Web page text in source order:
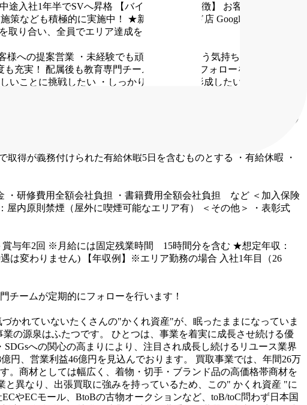
途入社1年半でSVへ昇格 【バイセル店舗の特徴】
お客様に寄り添う
策なども積極的に実施中！
★新宿サブナード店 Googleの口コミ：
り合い、全員でエリア達成を目指します。
様への提案営業
・未経験でも頑張りたいという気持ちを持っている
充実！
配属後も教育専門チームが定期的にフォローを行います！
しいことに挑戦したい ・しっかりキャリアを形成したい
商業施設内店舗が多いため、残業が少なく、ワークライフバラ
得が義務付けられた有給休暇5日を含むものとする ・有給休暇
・
・研修費用全額会社負担 ・書籍費用全額会社負担 など ＜加入保険
屋内原則禁煙（屋外に喫煙可能なエリア有） ＜その他＞
・表彰式
与年2回 ※月給には固定残業時間 15時間分を含む ★想定年収：
は変わりません) 【年収例】※エリア勤務の場合 入社1年目（26
チームが定期的にフォローを行います！
かれていないたくさんの"かくれ資産"が、眠ったままになっていま
の源泉はふたつです。
ひとつは、事業を着実に成長させ続ける優
SDGsへの関心の高まりにより、注目され成長し続けるリユース業界
円、営業利益46億円を見込んでおります。
買取事業では、年間26万
。商材としては幅広く、着物・切手・ブランド品の高価格帯商材を
異なり、出張買取に強みを持っているため、この" かくれ資産 "に
やECモール、BtoBの古物オークションなど、toB/toC問わず日本国